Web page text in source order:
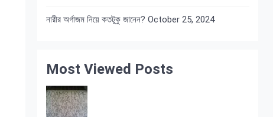
নারীর অর্গাজম নিয়ে কতটুকু জানেন? October 25, 2024
Most Viewed Posts